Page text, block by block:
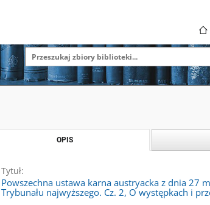
OPIS
Tytuł:
Powszechna ustawa karna austryacka z dnia 27
Trybunału najwyższego. Cz. 2, O występkach i